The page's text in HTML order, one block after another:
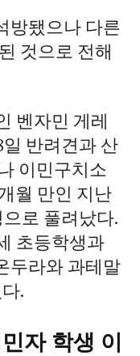
방됐으나 다른
것으로 전해
벤자민 게레
반려견과 산
이민구치소
월 만인 지난
로 풀려났다.
초등학생과
두라와 과테말
.
자 학생 이